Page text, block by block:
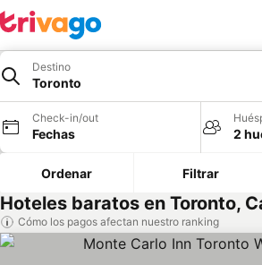
Destino
Toronto
Check-in/out
Fechas 2
Ordenar Filtrar
Hoteles baratos en Toronto,
Cómo los pagos afectan nuestro ranking